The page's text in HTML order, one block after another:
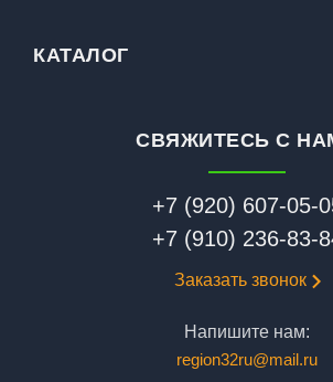
КАТАЛОГ
СВЯЖИТЕСЬ С
+7 (920) 607-05-
+7 (910) 236-83-
Заказать звонок
Напишите нам:
region32ru@mail.ru